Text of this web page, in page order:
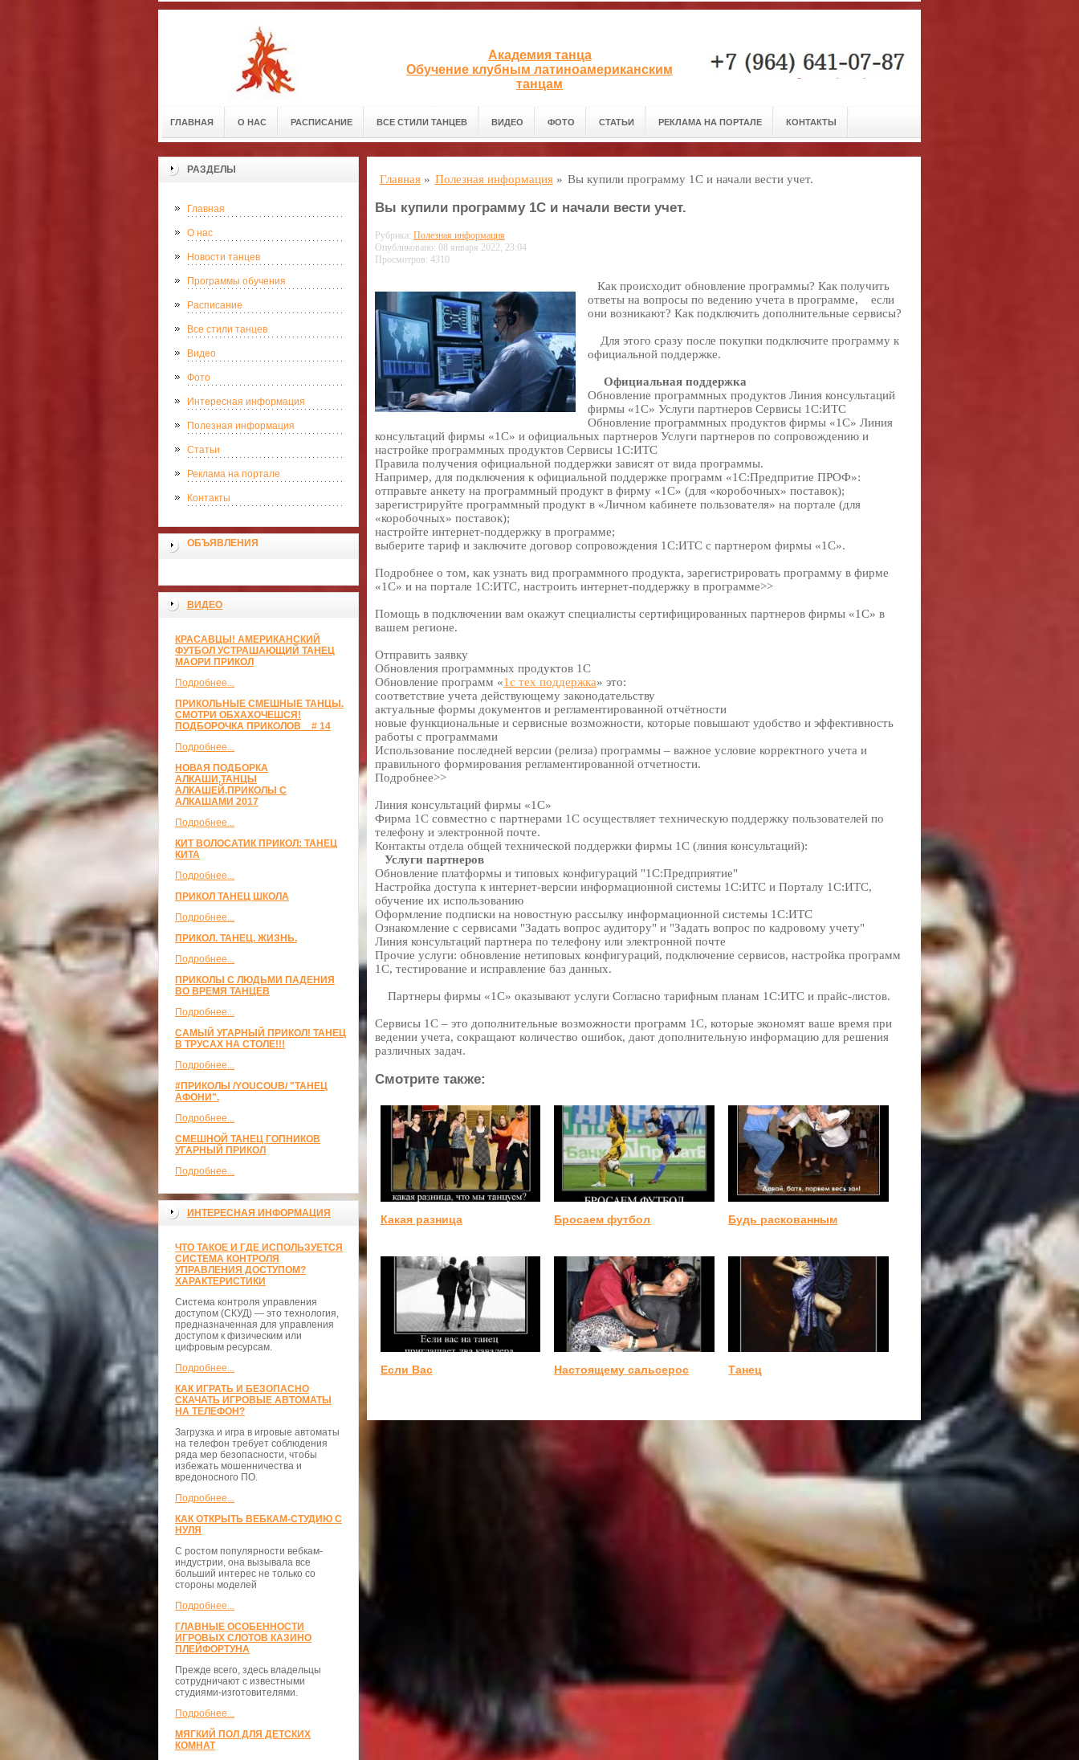
Академия танца
Обучение клубным латиноамериканским
танцам
ГЛАВНАЯ О НАС РАСПИСАНИЕ ВСЕ СТИЛИ ТАНЦЕВ ВИДЕО ФОТО СТАТЬИ РЕКЛАМА НА ПОРТАЛЕ КОНТАКТЫ
РАЗДЕЛЫ
Главная
О нас
Новости танцев
Программы обучения
Расписание
Все стили танцев
Видео
Фото
Интересная информация
Полезная информация
Статьи
Реклама на портале
Контакты
ОБЪЯВЛЕНИЯ
ВИДЕО
КРАСАВЦЫ! АМЕРИКАНСКИЙ
ФУТБОЛ УСТРАШАЮЩИЙ ТАНЕЦ
МАОРИ ПРИКОЛ
Подробнее...
ПРИКОЛЬНЫЕ СМЕШНЫЕ ТАНЦЫ.
СМОТРИ ОБХАХОЧЕШСЯ!
ПОДБОРОЧКА ПРИКОЛОВ _ # 14
Подробнее...
НОВАЯ ПОДБОРКА
АЛКАШИ,ТАНЦЫ
АЛКАШЕЙ,ПРИКОЛЫ С
АЛКАШАМИ 2017
Подробнее...
КИТ ВОЛОСАТИК ПРИКОЛ: ТАНЕЦ
КИТА
Подробнее...
ПРИКОЛ ТАНЕЦ ШКОЛА
Подробнее...
ПРИКОЛ. ТАНЕЦ. ЖИЗНЬ.
Подробнее...
ПРИКОЛЫ С ЛЮДЬМИ ПАДЕНИЯ
ВО ВРЕМЯ ТАНЦЕВ
Подробнее...
САМЫЙ УГАРНЫЙ ПРИКОЛ! ТАНЕЦ
В ТРУСАХ НА СТОЛЕ!!!
Подробнее...
#ПРИКОЛЫ /YOUCOUB/ "ТАНЕЦ
АФОНИ".
Подробнее...
СМЕШНОЙ ТАНЕЦ ГОПНИКОВ
УГАРНЫЙ ПРИКОЛ
Подробнее...
ИНТЕРЕСНАЯ ИНФОРМАЦИЯ
ЧТО ТАКОЕ И ГДЕ ИСПОЛЬЗУЕТСЯ
СИСТЕМА КОНТРОЛЯ
УПРАВЛЕНИЯ ДОСТУПОМ?
ХАРАКТЕРИСТИКИ
Система контроля управления
доступом (СКУД) — это технология,
предназначенная для управления
доступом к физическим или
цифровым ресурсам.
Подробнее...
КАК ИГРАТЬ И БЕЗОПАСНО
СКАЧАТЬ ИГРОВЫЕ АВТОМАТЫ
НА ТЕЛЕФОН?
Загрузка и игра в игровые автоматы
на телефон требует соблюдения
ряда мер безопасности, чтобы
избежать мошенничества и
вредоносного ПО.
Подробнее...
КАК ОТКРЫТЬ ВЕБКАМ-СТУДИЮ С
НУЛЯ
С ростом популярности вебкам-
индустрии, она вызывала все
больший интерес не только со
стороны моделей
Подробнее...
ГЛАВНЫЕ ОСОБЕННОСТИ
ИГРОВЫХ СЛОТОВ КАЗИНО
ПЛЕЙФОРТУНА
Прежде всего, здесь владельцы
сотрудничают с известными
студиями-изготовителями.
Подробнее...
МЯГКИЙ ПОЛ ДЛЯ ДЕТСКИХ
КОМНАТ
Главная » Полезная информация » Вы купили программу 1С и начали вести учет.
Вы купили программу 1С и начали вести учет.
Рубрика: Полезная информация
Опубликовано: 08 января 2022, 23:04
Просмотров: 4310
Как происходит обновление программы? Как получить
ответы на вопросы по ведению учета в программе, если
они возникают? Как подключить дополнительные сервисы?
Для этого сразу после покупки подключите программу к
официальной поддержке.
Официальная поддержка
Обновление программных продуктов Линия консультаций
фирмы «1С» Услуги партнеров Сервисы 1С:ИТС
Обновление программных продуктов фирмы «1С» Линия
консультаций фирмы «1С» и официальных партнеров Услуги партнеров по сопровождению и
настройке программных продуктов Сервисы 1С:ИТС
Правила получения официальной поддержки зависят от вида программы.
Например, для подключения к официальной поддержке программ «1С:Предпритие ПРОФ»:
отправьте анкету на программный продукт в фирму «1С» (для «коробочных» поставок);
зарегистрируйте программный продукт в «Личном кабинете пользователя» на портале (для
«коробочных» поставок);
настройте интернет-поддержку в программе;
выберите тариф и заключите договор сопровождения 1С:ИТС с партнером фирмы «1С».
Подробнее о том, как узнать вид программного продукта, зарегистрировать программу в фирме
«1С» и на портале 1С:ИТС, настроить интернет-поддержку в программе>>
Помощь в подключении вам окажут специалисты сертифицированных партнеров фирмы «1С» в
вашем регионе.
Отправить заявку
Обновления программных продуктов 1С
Обновление программ «1с тех поддержка» это:
соответствие учета действующему законодательству
актуальные формы документов и регламентированной отчётности
новые функциональные и сервисные возможности, которые повышают удобство и эффективность
работы с программами
Использование последней версии (релиза) программы – важное условие корректного учета и
правильного формирования регламентированной отчетности.
Подробнее>>
Линия консультаций фирмы «1С»
Фирма 1С совместно с партнерами 1С осуществляет техническую поддержку пользователей по
телефону и электронной почте.
Контакты отдела общей технической поддержки фирмы 1С (линия консультаций):
Услуги партнеров
Обновление платформы и типовых конфигураций "1С:Предприятие"
Настройка доступа к интернет-версии информационной системы 1С:ИТС и Порталу 1С:ИТС,
обучение их использованию
Оформление подписки на новостную рассылку информационной системы 1С:ИТС
Ознакомление с сервисами "Задать вопрос аудитору" и "Задать вопрос по кадровому учету"
Линия консультаций партнера по телефону или электронной почте
Прочие услуги: обновление нетиповых конфигураций, подключение сервисов, настройка программ
1С, тестирование и исправление баз данных.
Партнеры фирмы «1С» оказывают услуги Согласно тарифным планам 1С:ИТС и прайс-листов.
Сервисы 1С – это дополнительные возможности программ 1С, которые экономят ваше время при
ведении учета, сокращают количество ошибок, дают дополнительную информацию для решения
различных задач.
Смотрите также:
Какая разница Бросаем футбол Будь раскованным
Если Вас Настоящему сальсерос Танец